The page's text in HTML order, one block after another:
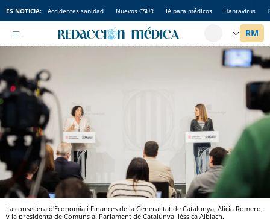
ES NOTICIA: Accidentes sanidad Nuevos CSUR IA para médicos Hantavirus
La consellera d'Economia i Finances de la Generalitat de Catalunya, Alícia Romero,
y la presidenta de Comuns al Parlament de Catalunya, Jéssica Albiach.